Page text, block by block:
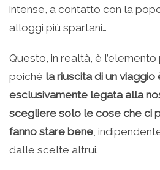
intense, a contatto con la
alloggi più spartani…
Questo, in realtà, è
poiché la riuscita di un viaggio
esclusivamente legata alla
scegliere solo le cose che ci
fanno stare bene ,
dalle scelte altrui.